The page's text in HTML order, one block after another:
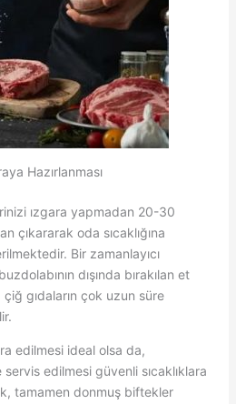
Hazırlanması
ızgara yapmadan 20-30
çıkararak oda sıcaklığına
Bir zamanlayıcı
dışında bırakılan et
gıdaların çok uzun süre
edilmesi ideal olsa da,
edilmesi güvenli sıcaklıklara
tamamen donmuş biftekler